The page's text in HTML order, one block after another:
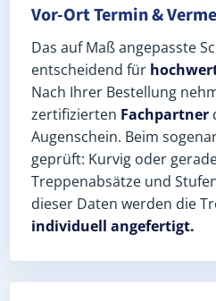
Vor-Ort Termin &
Das auf Maß angepasste
entscheidend für
Nach Ihrer Bestellung
zertifizierten Fachpartner
Augenschein. Beim
geprüft: Kurvig oder
Treppenabsätze und
dieser Daten werden die
individuell angefertigt.